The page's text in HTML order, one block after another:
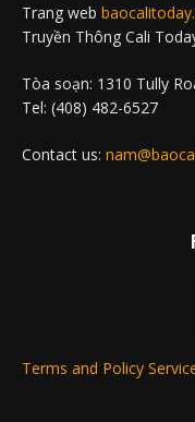
Trang web
Truyền Thông Cali
Tòa soạn: 1310 Tully
Tel: (408) 482-6527
Contact us:
Terms and Policy